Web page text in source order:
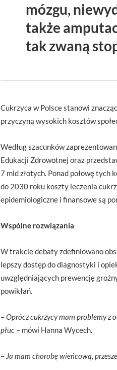
mózgu,
także
tak zwaną
Cukrzyca w Polsce stanowi
przyczyną wysokich kosztów
Według szacunków
Edukacji Zdrowotnej oraz
7 mld złotych. Ponad połowę
do 2030 roku koszty leczenia
epidemiologiczne i finansowe są
Wspólne rozwiązania
W trakcie debaty zdefiniowano
lepszy dostęp do diagnostyki i
uwzględniających prewencję
powikłań.
–Oprócz cukrzycy mam problemy z
płuc – mówi Hanna Wycech.
– Ja mam chorobę wieńcową,